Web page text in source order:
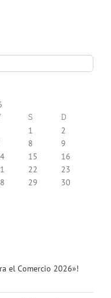
S D
1
2
8
9
15
16
22
23
29
30
el Comercio 2026»!